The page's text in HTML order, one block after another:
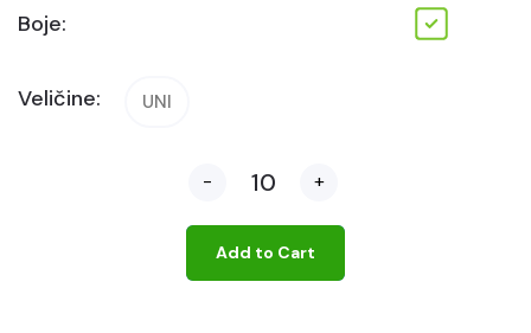
Boje:
Veličine: UNI
- +
Add to Cart